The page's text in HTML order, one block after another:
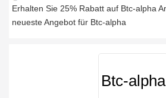
Erhalten Sie 25% Rabatt auf Btc-alpha
neueste Angebot für Btc-alpha
Btc-alpha